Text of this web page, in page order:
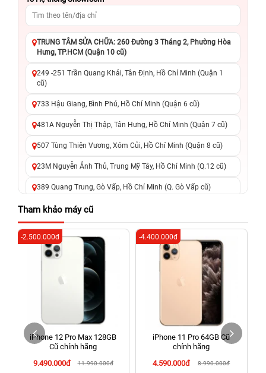
TRUNG TÂM SỬA CHỮA: 260 Đường 3 Tháng 2, Phường Hòa
Hưng, TP.HCM (Quận 10 cũ)
249 -251 Trần Quang Khải, Tân Định, Hồ Chí Minh (Quận 1
cũ)
733 Hậu Giang, Bình Phú, Hồ Chí Minh (Quận 6 cũ)
481A Nguyễn Thị Thập, Tân Hưng, Hồ Chí Minh (Quận 7 cũ)
507 Tùng Thiện Vương, Xóm Củi, Hồ Chí Minh (Quận 8 cũ)
23M Nguyễn Ảnh Thủ, Trung Mỹ Tây, Hồ Chí Minh (Q.12 cũ)
389 Quang Trung, Gò Vấp, Hồ Chí Minh (Q. Gò Vấp cũ)
625 - 625A Âu Cơ, Tân Phú, Hồ Chí Minh (Quận Tân Phú cũ)
326 Lê Văn Việt, Tăng Nhơn Phú, Hồ Chí Minh (Q.9 TP. Thủ
Đức cũ)
256 Võ Văn Ngân, Thủ Đức, Hồ Chí Minh (Bình Thọ, TP. Thủ
Đức Cũ)
70 Nguyễn An Ninh, Dĩ An, Hồ Chí Minh (Bình Dương Cũ)
24h Vũng Tàu: 162A Ba Cu, Vũng Tàu, Hồ Chí Minh (TP. Vũng
Tàu cũ)
198 Hoàng Văn Thụ, Tân Sơn Nhất, Hồ Chí Minh (Tân Bình
Tham khảo máy cũ
iPhone 12 Pro Max 128GB
Cũ chính hãng
9.490.000đ
11.990.000đ
-2.500.000đ
iPhone 11 Pro 64GB Cũ
chính hãng
4.590.000đ
8.990.000đ
-4.400.000đ